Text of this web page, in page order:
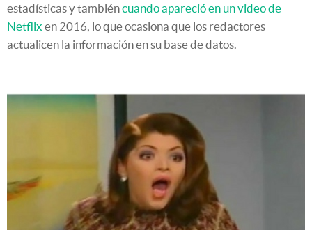
estadísticas y tambiéncuando apareció en un video de
Netflix en 2016, lo que ocasiona que los redactores
actualicen la información en su base de datos.